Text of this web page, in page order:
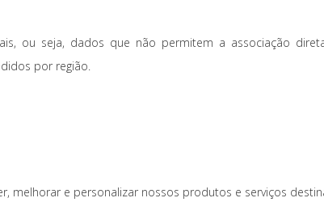
ou seja, dados que não permitem a associação
por região.
melhorar e personalizar nossos produtos e serviços